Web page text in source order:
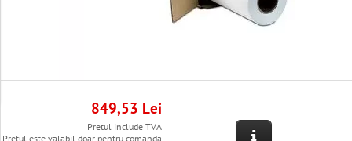
849,53 Lei
Pretul include TVA
Pretul este valabil doar pentru comanda